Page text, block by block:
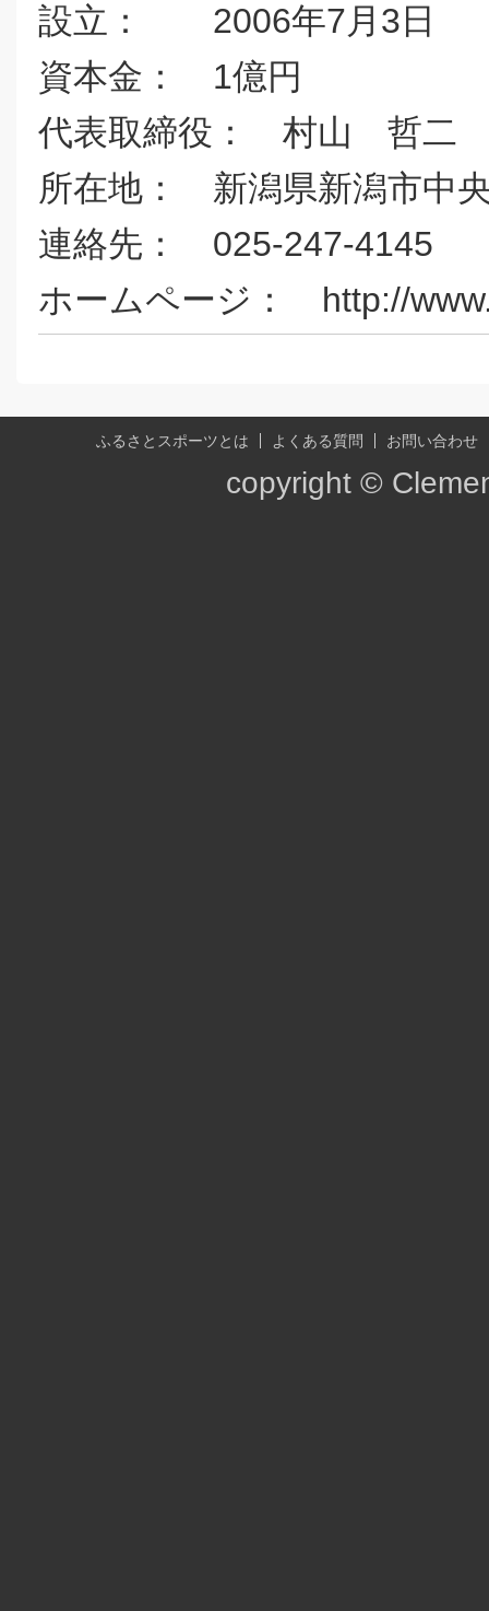
設立： 2006年7月3日
資本金： 1億円
代表取締役： 村山 哲二
所在地： 新潟県新潟市中
連絡先： 025-247-4145
ホームページ： http://
ふるさとスポーツとは よくある質問 お問い合わせ
copyright ©